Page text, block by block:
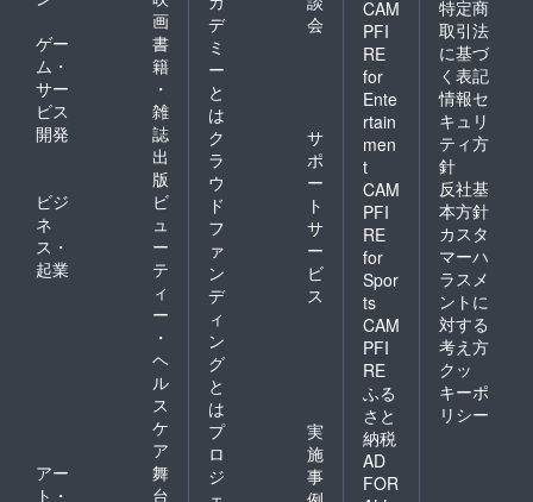
画
ゲー
ム・
サー
ビス
開発
書
籍
・
雑
誌
出
版
ビジ
ネ
ス・
起業
ビ
ュ
ー
テ
ィ
ー
・
ヘ
ル
ス
ケ
ア
アー
ト・
舞
台
デ
ミ
ー
と
は
会
ク
ラ
ウ
ド
フ
ァ
ン
デ
ィ
ン
グ
と
は
サ
ポ
ー
ト
サ
ー
ビ
ス
プ
ロ
ジ
実
施
事
CAM
PFI
RE
for
Ente
rtain
men
t
CAM
PFI
RE
for
Spor
ts
CAM
PFI
RE
ふる
さと
納税
AD
FOR
特定商
取引法
に基づ
く表記
情報セ
キュリ
ティ方
針
反社基
本方針
カスタ
マーハ
ラスメ
ントに
対する
考え方
クッ
キーポ
リシー